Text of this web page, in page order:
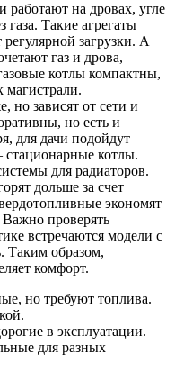
работают на дровах, угле
газа. Такие агрегаты
загрузки. А
газ и дрова,
котлы компактны,
магистрали.
но зависят от сети и
но есть и
для дачи подойдут
котлы.
для радиаторов.
дольше за счет
экономят
проверять
встречаются модели с
образом,
комфорт.
но требуют топлива.
в эксплуатации.
для разных